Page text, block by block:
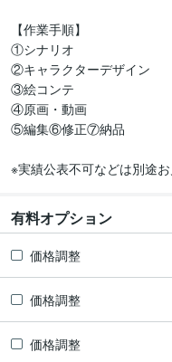
【作業手順】
①シナリオ
②キャラクターデザイン
③絵コンテ
④原画・動画
⑤編集⑥修正⑦納品
※実績公表不可などは別途お
有料オプション
価格調整
価格調整
価格調整